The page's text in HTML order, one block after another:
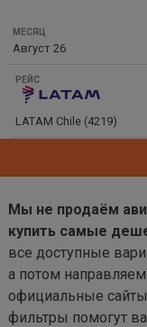
МЕСЯЦ
ВЫЛЕТ
РЕЙС
Август 26
LATAM Chile (4219)
Мы не продаём
купить самые
все доступные
а потом
официальные
фильтры помогут